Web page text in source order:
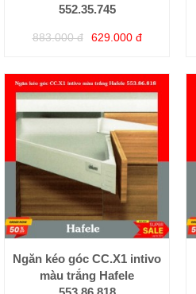
552.35.745
883.000 đ 629.000 đ
Ngăn kéo góc CC.X1 intivo
màu trắng Hafele